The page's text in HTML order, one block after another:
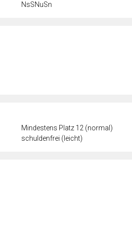
Mindestens Platz 12 (normal)
schuldenfrei (leicht)
NsSNuSn